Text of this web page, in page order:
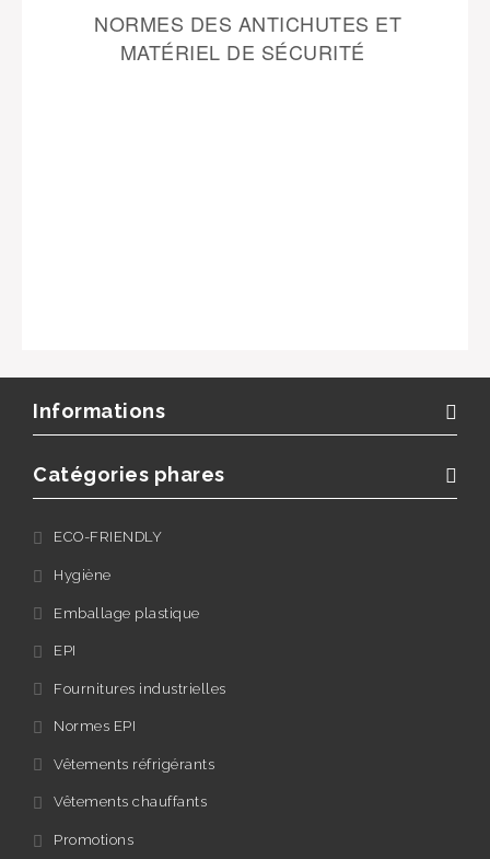
NORMES DES ANTICHUTES ET
MATÉRIEL DE SÉCURITÉ
Informations
Catégories phares
ECO-FRIENDLY
Hygiène
Emballage plastique
EPI
Fournitures industrielles
Normes EPI
Vêtements réfrigérants
Vêtements chauffants
Promotions